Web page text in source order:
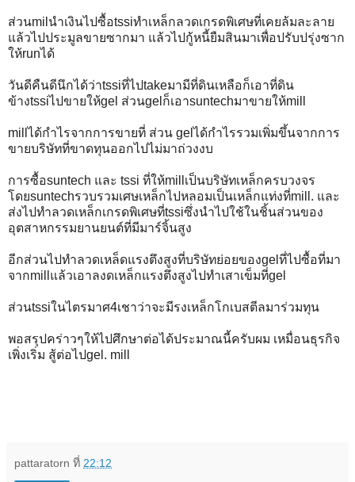
ส่วนmilนำเงินไปซื้อtssiทำเหล็กลวดเกรดพิเศษที่เคยล้มละลาย
แล้วไปประมูลขายซากมา แล้วไปกู้หนี้ยืมสินมาเพื่อปรับปรุ่งซาก
ให้runได้
วันดีคืนดีนึกได้ว่าtssiที่ไปtakeมามีที่ดินเหลือก็เอาที่ดิน
ข้างtssiไปขายให้gel ส่วนgelก็เอาsuntechมาขายให้mill
millได้กำไรจากการขายที่ ส่วน gelได้กำไรรวมเพิ่มขึ้นจากการ
ขายบริษัทที่ขาดทุนออกไปไม่มาถ่วงงบ
การซื้อsuntech และ tssi ที่ให้millเป็นบริษัทเหล็กครบวงจร
โดยsuntechรวบรวมเศษเหล็กไปหลอมเป็นเหล็กแท่งที่mill. และ
ส่งไปทำลวดเหล็กเกรดพิเศษที่tssiซึ่งนำไปใช้ในชิ้นส่วนของ
อุตสาหกรรมยานยนต์ที่มีมาร์จิ้นสูง
อีกส่วนไปทำลวดเหล็ดแรงตึงสูงที่บริษัทย่อยของgelที่ไปซื้อที่มา
จากmillแล้วเอาลงดเหล็กแรงตึงสูงไปทำเสาเข็มที่gel
ส่วนtssiในไตรมาศ4เชาว่าจะมีรงเหล็กโกเบสตีลมาร่วมทุน
พอสรุปคร่าวๆให้ไปศึกษาต่อได้ประมาณนี้ครับผม เหมื่อนธุรกิจ
เพิ่งเริ่ม สู้ต่อไปgel. mill
pattaratorn ที่ 22:12